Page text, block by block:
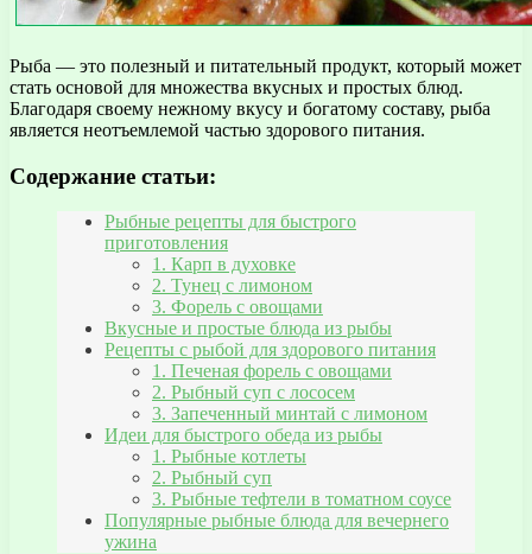
Рыба — это полезный и питательный продукт, который может
стать основой для множества вкусных и простых блюд.
Благодаря своему нежному вкусу и богатому составу, рыба
является неотъемлемой частью здорового питания.
Содержание статьи:
Рыбные рецепты для быстрого
приготовления
1. Карп в духовке
2. Тунец с лимоном
3. Форель с овощами
Вкусные и простые блюда из рыбы
Рецепты с рыбой для здорового питания
1. Печеная форель с овощами
2. Рыбный суп с лососем
3. Запеченный минтай с лимоном
Идеи для быстрого обеда из рыбы
1. Рыбные котлеты
2. Рыбный суп
3. Рыбные тефтели в томатном соусе
Популярные рыбные блюда для вечернего
ужина